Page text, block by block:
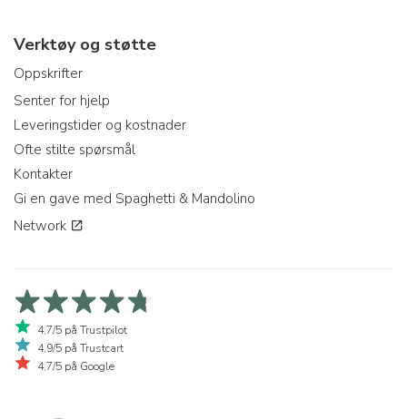
Verktøy og støtte
Oppskrifter
Senter for hjelp
Leveringstider og kostnader
Ofte stilte spørsmål
Kontakter
Gi en gave med Spaghetti & Mandolino
Network
4,7/5 på Trustpilot
4,9/5 på Trustcart
4,7/5 på Google